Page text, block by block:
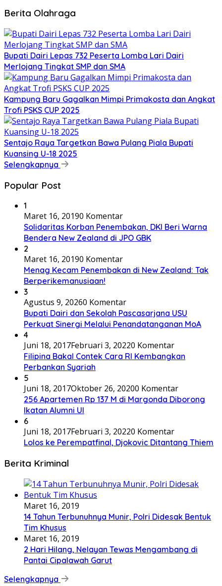
Berita Olahraga
Bupati Dairi Lepas 732 Peserta Lomba Lari Dairi
Merlojang Tingkat SMP dan SMA
Kampung Baru Gagalkan Mimpi Primakosta dan Angkat
Trofi PSKS CUP 2025
Sentajo Raya Targetkan Bawa Pulang Piala Bupati
Kuansing U-18 2025
Selengkapnya
Popular Post
1
Maret 16, 20190 Komentar
Solidaritas Korban Penembakan, DKI Beri Warna
Bendera New Zealand di JPO GBK
2
Maret 16, 20190 Komentar
Menag Kecam Penembakan di New Zealand: Tak
Berperikemanusiaan!
3
Agustus 9, 20260 Komentar
Bupati Dairi dan Sekolah Pascasarjana USU
Perkuat Sinergi Melalui Penandatanganan MoA
4
Juni 18, 2017Februari 3, 20220 Komentar
Filipina Bakal Contek Cara RI Kembangkan
Perbankan Syariah
5
Juni 18, 2017Oktober 26, 20200 Komentar
256 Apartemen Rp 137 M di Margonda Diborong
Ikatan Alumni UI
6
Juni 18, 2017Februari 3, 20220 Komentar
Lolos ke Perempatfinal, Djokovic Ditantang Thiem
Berita Kriminal
Maret 16, 2019
14 Tahun Terbunuhnya Munir, Polri Didesak Bentuk
Tim Khusus
Maret 16, 2019
2 Hari Hilang, Nelayan Tewas Mengambang di
Pantai Cipalawah Garut
Selengkapnya